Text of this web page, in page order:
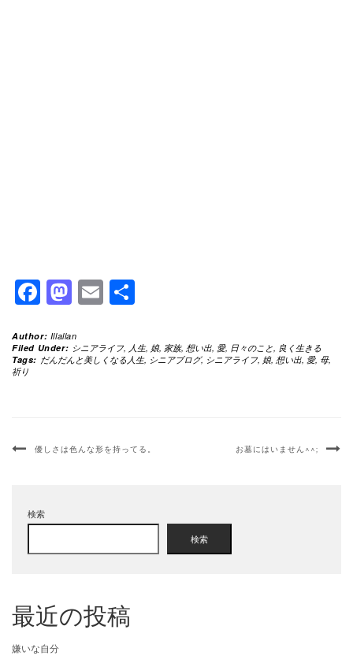
Facebook
Mastodon
Email
Author: Illallan
Filed Under: シニアライフ, 人生, 娘, 家族, 想い出, 愛, 日々のこと, 良く生きる
Tags: だんだんと美しくなる人生, シニアブログ, シニアライフ, 娘, 想い出, 愛, 母,
祈り
優しさは色んな形を持ってる。 お墓にはいません^^;
検索
検索
最近の投稿
嫌いな自分